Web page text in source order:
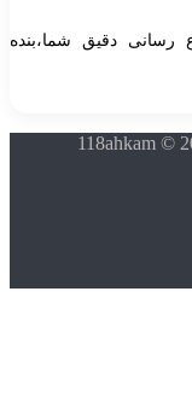
دقیق شما،بنده
118ahkam